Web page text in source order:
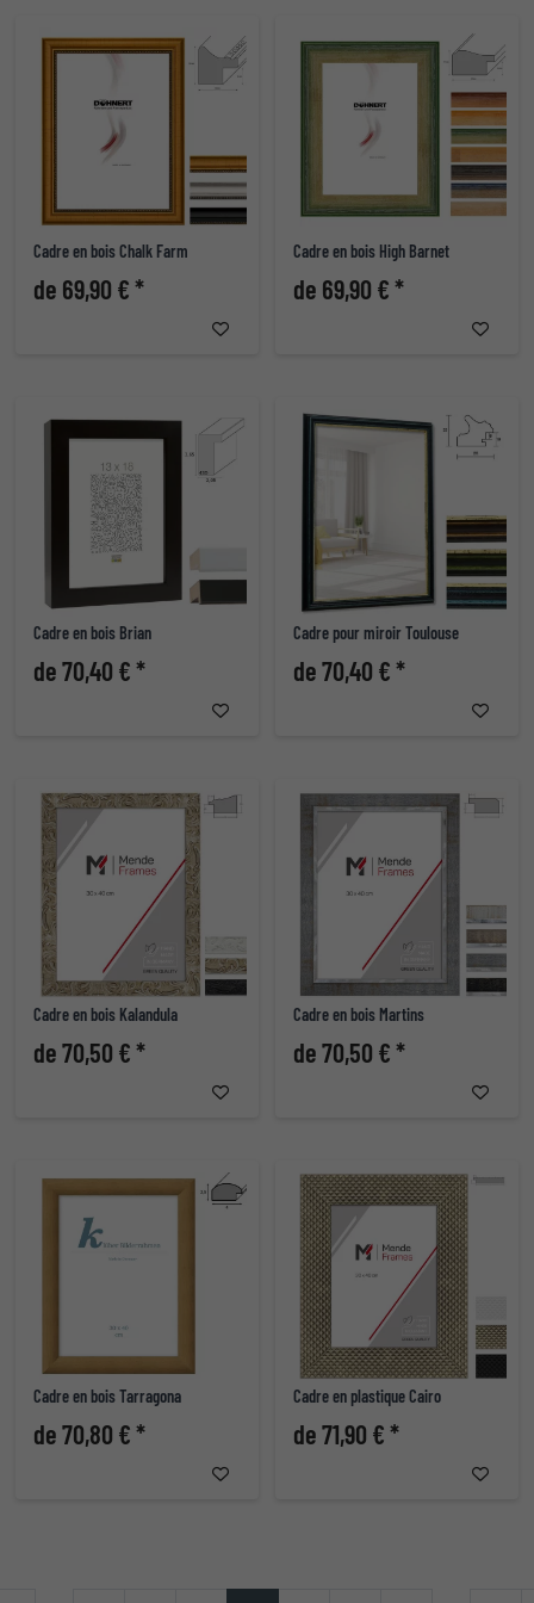
Cadre en bois Chalk Farm
de 69,90 € *
Cadre en bois High Barnet
de 69,90 € *
Cadre en bois Brian
de 70,40 € *
Cadre pour miroir Toulouse
de 70,40 € *
Cadre en bois Kalandula
de 70,50 € *
Cadre en bois Martins
de 70,50 € *
Cadre en bois Tarragona
de 70,80 € *
Cadre en plastique Cairo
de 71,90 € *